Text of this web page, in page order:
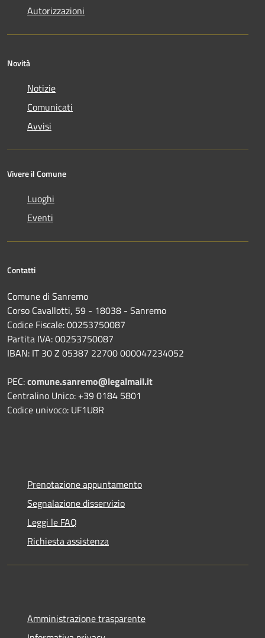
Autorizzazioni
Novità
Notizie
Comunicati
Avvisi
Vivere il Comune
Luoghi
Eventi
Contatti
Comune di Sanremo
Corso Cavallotti, 59 - 18038 - Sanremo
Codice Fiscale: 00253750087
Partita IVA: 00253750087
IBAN: IT 30 Z 05387 22700 000047234052
PEC:comune.sanremo@legalmail.it
Centralino Unico: +39 0184 5801
Codice univoco: UF1U8R
Prenotazione appuntamento
Segnalazione disservizio
Leggi le FAQ
Richiesta assistenza
Amministrazione trasparente